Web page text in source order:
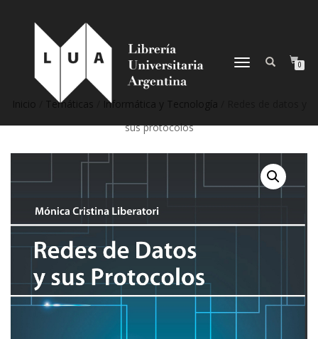
NAVEGACIÓN
0
Temáticas Informática y Tecnología
sus protocolos